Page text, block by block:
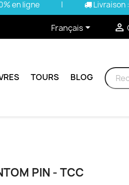
en ligne | Livraison
Français 
TOURS BLOG
PIN - TCC